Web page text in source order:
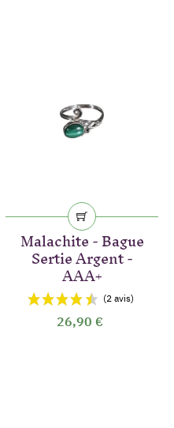
Malachite - Bague
Sertie Argent -
AAA+
26,90 €